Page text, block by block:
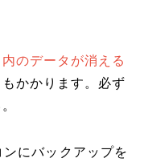
のデータが消える
かかります。必ず
にバックアップを